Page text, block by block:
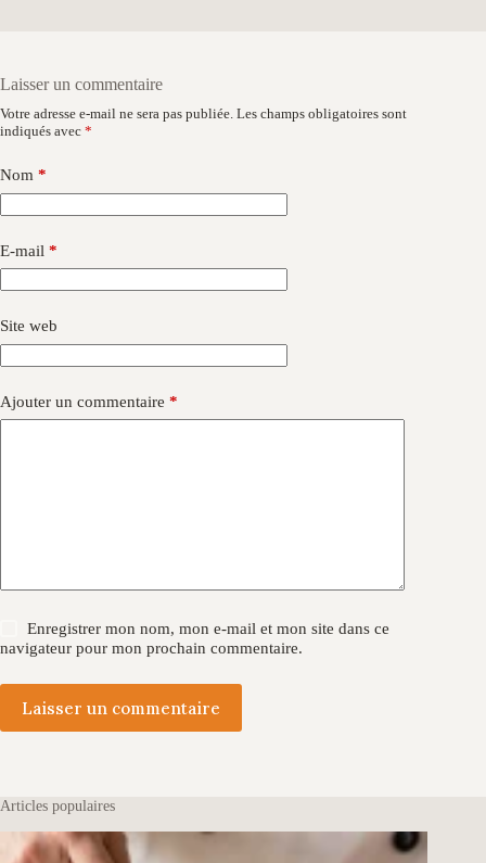
Laisser un commentaire
Votre adresse e-mail ne sera pas publiée. Les champs obligatoires sont
indiqués avec *
Nom *
E-mail *
Site web
Ajouter un commentaire *
Enregistrer mon nom, mon e-mail et mon site dans ce
navigateur pour mon prochain commentaire.
Laisser un commentaire
Articles populaires